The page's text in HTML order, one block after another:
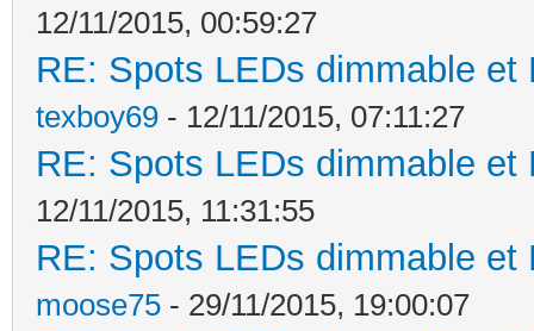
12/11/2015, 00:59:27
RE: Spots LEDs dimmable
texboy69 - 12/11/2015, 07:11:27
RE: Spots LEDs dimmable
12/11/2015, 11:31:55
RE: Spots LEDs dimmable
moose75 - 29/11/2015, 19:00:07